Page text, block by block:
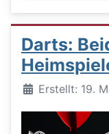
Darts:
DetailsErstellt: 19.